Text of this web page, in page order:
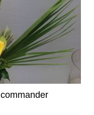
commander